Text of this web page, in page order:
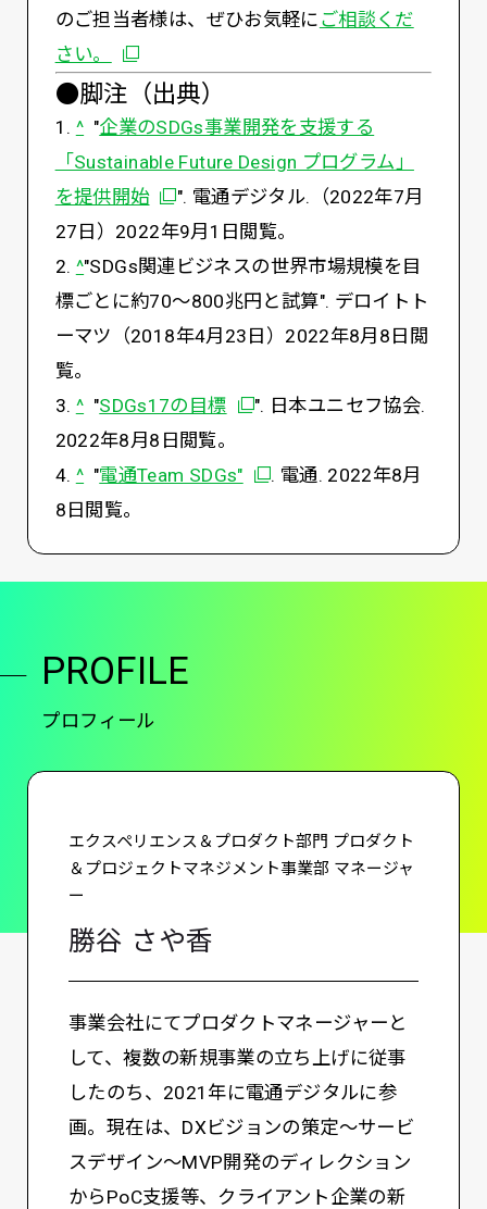
のご担当者様は、ぜひお気軽に ご相談くだ
さい。
別ウィンドウで開く
●脚注（出典）
1. ^ "企業のSDGs事業開発を支援する
「Sustainable Future Design プログラム」
を提供開始別ウィンドウで開く
". 電通デジタル.（2022年7月
27日）2022年9月1日閲覧。
2. ^"SDGs関連ビジネスの世界市場規模を目
標ごとに約70～800兆円と試算". デロイトト
ーマツ（2018年4月23日）2022年8月8日閲
覧。
3. ^ "SDGs17の目標別ウィンドウで開く
". 日本ユニセフ協会.
2022年8月8日閲覧。
4. ^ "電通Team SDGs"別ウィンドウで開く
. 電通. 2022年8月
8日閲覧。
PROFILE
プロフィール
勝谷 さや香
エクスペリエンス＆プロダクト部門 プロダクト
＆プロジェクトマネジメント事業部 マネージャ
ー
事業会社にてプロダクトマネージャーと
して、複数の新規事業の立ち上げに従事
したのち、2021年に電通デジタルに参
画。現在は、DXビジョンの策定～サービ
スデザイン～MVP開発のディレクション
からPoC支援等、クライアント企業の新